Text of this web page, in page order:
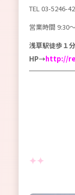
TEL 03-5246-
営業時間 9:30
浅草駅徒歩１
HP→http://